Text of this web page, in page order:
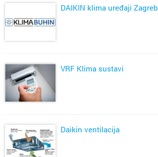
DAIKIN klima uređaji Zagreb
VRF Klima sustavi
Daikin ventilacija